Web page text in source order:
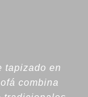
tapizado en
combina